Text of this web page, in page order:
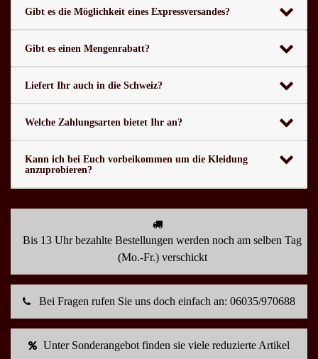
Gibt es die Möglichkeit eines Expressversandes?
Gibt es einen Mengenrabatt?
Liefert Ihr auch in die Schweiz?
Welche Zahlungsarten bietet Ihr an?
Kann ich bei Euch vorbeikommen um die Kleidung
anzuprobieren?
Bis 13 Uhr bezahlte Bestellungen werden noch am selben Tag
(Mo.-Fr.) verschickt
Bei Fragen rufen Sie uns doch einfach an: 06035/970688
Unter Sonderangebot finden sie viele reduzierte Artikel